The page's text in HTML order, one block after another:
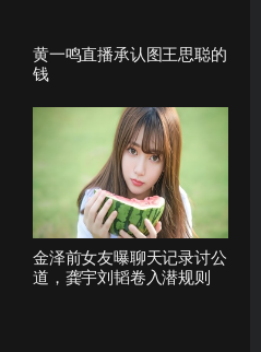
黄一鸣直播承认图王思聪的
钱
金泽前女友曝聊天记录讨公
道，龚宇刘韬卷入潜规则